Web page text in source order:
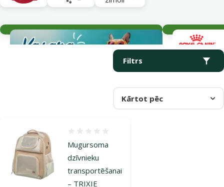
Filtrs
Kārtot pēc
Produkti kategorijā Mugursomas suņu pārvadāšanai
Mugursoma
dzīvnieku
transportēšanai
– TRIXIE